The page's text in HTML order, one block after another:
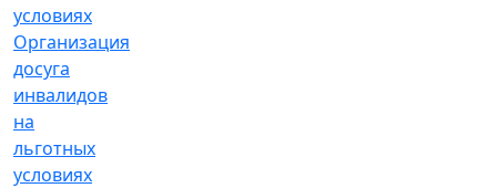
Организация
досуга
инвалидов
на
льготных
условиях